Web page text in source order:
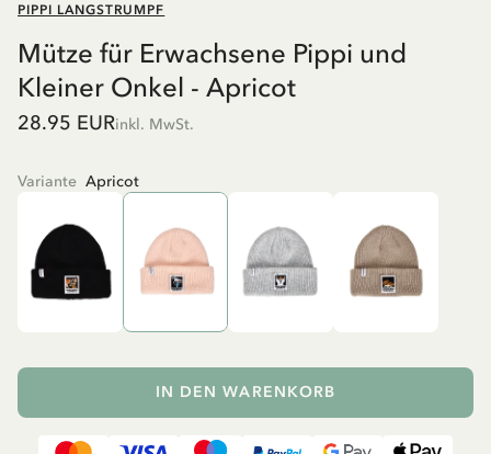
PIPPI LANGSTRUMPF
Mütze für Erwachsene Pippi und
Kleiner Onkel - Apricot
28.95 EURinkl. MwSt.
Variante Apricot
IN DEN WARENKORB